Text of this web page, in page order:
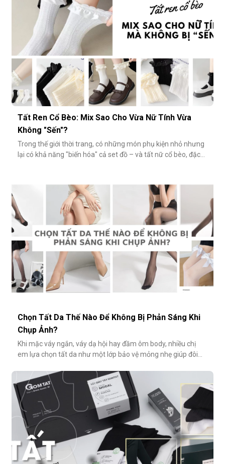
Tất Ren Cổ Bèo: Mix Sao Cho Vừa Nữ Tính Vừa
Không "Sến"?
Trong thế giới thời trang, có những món phụ kiện nhỏ nhưng
lại có khả năng "biến hóa" cả set đồ – và tất nữ cổ bèo, đặc
mác "sến súa" nếu không phối đúng cách. Vậy làm sao để
Chọn Tất Da Thế Nào Để Không Bị Phản Sáng Khi
Chụp Ảnh?
Khi mặc váy ngắn, váy dạ hội hay đầm ôm body, nhiều chị
em lựa chọn tất da như một lớp bảo vệ mỏng nhẹ giúp đôi
Tuy nhiên, không ít người gặp phải tình huống dở khóc dở
cười: đôi chân phản chiếu ánh sáng trắng loá trong ảnh, lộ rõ
lớp tất khiến